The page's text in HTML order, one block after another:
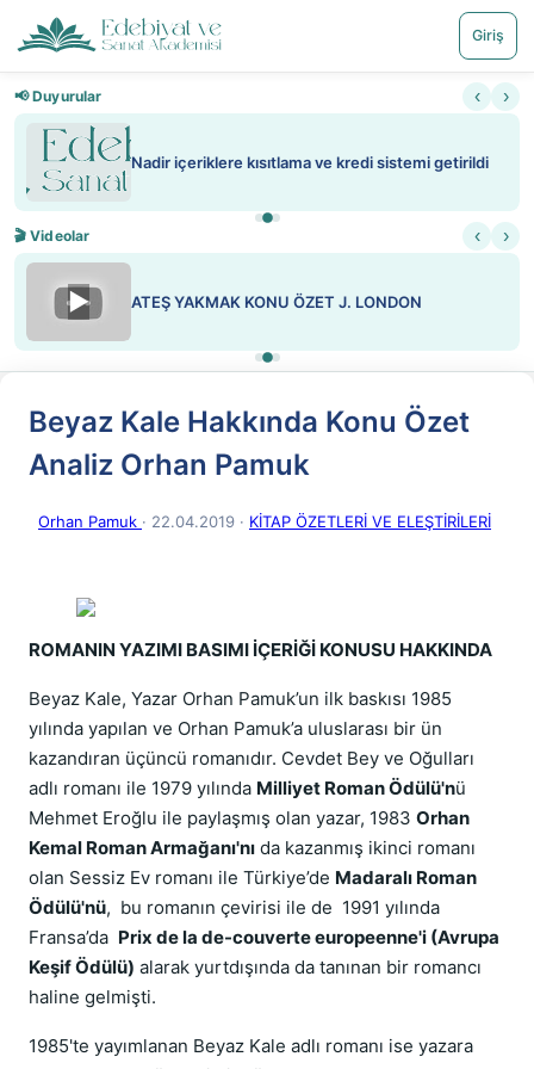
Giriş
📢 Duyurular ‹ ›
Nadir içeriklere kısıtlama ve kredi sistemi getirildi
🎬 Videolar ‹ ›
▶ ATEŞ YAKMAK KONU ÖZET J. LONDON
Beyaz Kale Hakkında Konu Özet
Analiz Orhan Pamuk
Orhan Pamuk · 22.04.2019 · KİTAP ÖZETLERİ VE ELEŞTİRİLERİ
ROMANIN YAZIMI BASIMI İÇERİĞİ KONUSU HAKKINDA
Beyaz Kale, Yazar Orhan Pamuk’un ilk baskısı 1985
yılında yapılan ve Orhan Pamuk’a uluslarası bir ün
kazandıran üçüncü romanıdır. Cevdet Bey ve Oğulları
adlı romanı ile 1979 yılında Milliyet Roman Ödülü'nü
Mehmet Eroğlu ile paylaşmış olan yazar, 1983 Orhan
Kemal Roman Armağanı'nı da kazanmış ikinci romanı
olan Sessiz Ev romanı ile Türkiye’de Madaralı Roman
Ödülü'nü, bu romanın çevirisi ile de 1991 yılında
Fransa’da Prix de la de-couverte europeenne'i (Avrupa
Keşif Ödülü) alarak yurtdışında da tanınan bir romancı
haline gelmişti.
1985'te yayımlanan Beyaz Kale adlı romanı ise yazara